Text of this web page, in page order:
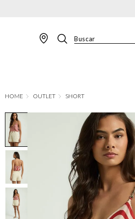
Buscar
BLUSA
SAIA
VESTIDOS
JAQUETA
SHORT
CALÇA JEANS
OUTLET SHORT